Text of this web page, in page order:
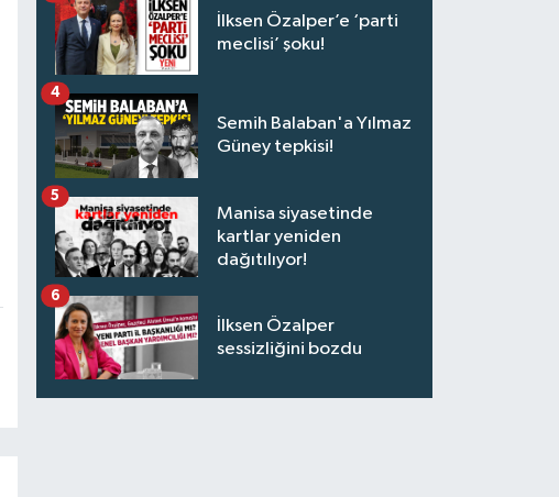
İlksen Özalper’e ‘parti
meclisi’ şoku!
Semih Balaban'a Yılmaz
Güney tepkisi!
4
Manisa siyasetinde
kartlar yeniden
dağıtılıyor!
5
İlksen Özalper
sessizliğini bozdu
6